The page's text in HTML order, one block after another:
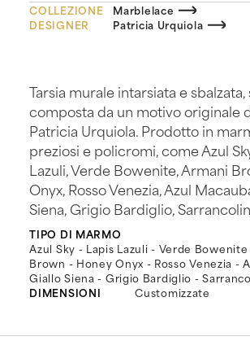
COLLEZIONE
Marblelace
DESIGNER
Patricia Urquiola
Tarsia murale intarsiata e
composta da un motivo originale
Patricia Urquiola. Prodotto in
preziosi e policromi, come Azul
Lazuli, Verde Bowenite, Armani
Onyx, Rosso Venezia, Azul
Siena, Grigio Bardiglio,
TIPO DI MARMO
Azul Sky - Lapis Lazuli - Verde
Brown - Honey Onyx - Rosso Venezia -
Giallo Siena - Grigio Bardiglio -
DIMENSIONI
Customizzate